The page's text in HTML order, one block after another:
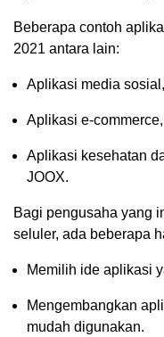
Beberapa contoh
2021 antara lain:
Aplikasi media
Aplikasi e-
Aplikasi kesehatan
JOOX.
Bagi pengusaha yang
seluler, ada beberapa
Memilih ide aplikasi
Mengembangkan
mudah digunakan.